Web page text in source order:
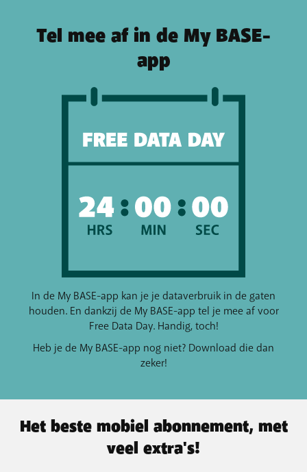
Tel mee af in de My BASE-
app
In de My BASE-app kan je je dataverbruik in de gaten
houden. En dankzij de My BASE-app tel je mee af voor
Free Data Day. Handig, toch!
Heb je de My BASE-app nog niet? Download die dan
zeker!
Het beste mobiel abonnement, met
veel extra's!